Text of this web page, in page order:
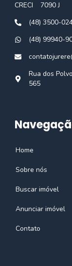
CRECI
7090 J
(48) 3500-
(48) 99940-
Rua dos
565
Home
Sobre nós
Buscar imóvel
Anunciar imóvel
Contato